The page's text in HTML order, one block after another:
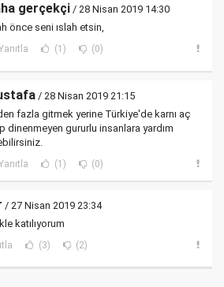
gerçekçi / 28 Nisan 2019 14:30
önce seni ıslah etsin,
(1) (0)
/ 28 Nisan 2019 21:15
fazla gitmek yerine Türkiye'de karnı aç
dinenmeyen gururlu insanlara yardım
(1) (0)
/ 27 Nisan 2019 23:34
katılıyorum
(3) (2)